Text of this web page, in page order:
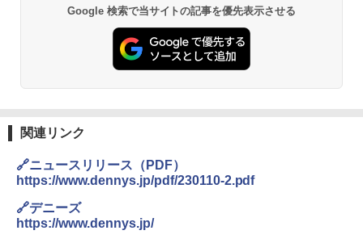
Google 検索で当サイトの記事を優先表示させる
関連リンク
🔗ニュースリリース（PDF）
https://www.dennys.jp/pdf/230110-2.pdf
🔗デニーズ
https://www.dennys.jp/